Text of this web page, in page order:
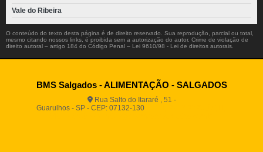
Vale do Ribeira
O conteúdo do texto desta página é de direito reservado. Sua reprodução, parcial ou total,
mesmo citando nossos links, é proibida sem a autorização do autor. Crime de violação de
direito autoral – artigo 184 do Código Penal – Lei 9610/98 - Lei de direitos autorais
BMS Salgados - ALIMENTAÇÃO - SALGADOS
Rua Salto do Itararé , 51 -
Guarulhos - SP - CEP: 07132-130